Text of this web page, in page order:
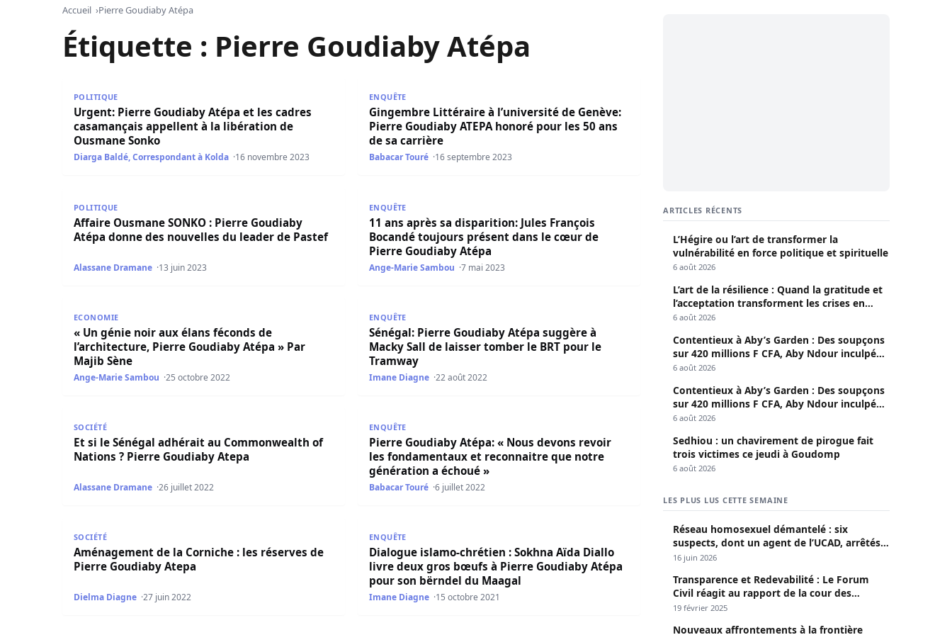
Accueil Pierre Goudiaby Atépa
Étiquette : Pierre Goudiaby Atépa
POLITIQUE
Urgent: Pierre Goudiaby Atépa et les cadres
casamançais appellent à la libération de
Ousmane Sonko
Diarga Baldé, Correspondant à Kolda 16 novembre 2023
ENQUÊTE
Gingembre Littéraire à l’université de Genève:
Pierre Goudiaby ATEPA honoré pour les 50 ans
de sa carrière
Babacar Touré 16 septembre 2023
POLITIQUE
Affaire Ousmane SONKO : Pierre Goudiaby
Atépa donne des nouvelles du leader de Pastef
Alassane Dramane 13 juin 2023
ENQUÊTE
11 ans après sa disparition: Jules François
Bocandé toujours présent dans le cœur de
Pierre Goudiaby Atépa
Ange-Marie Sambou 7 mai 2023
ECONOMIE
« Un génie noir aux élans féconds de
l’architecture, Pierre Goudiaby Atépa » Par
Majib Sène
Ange-Marie Sambou 25 octobre 2022
Sénégal: Pierre Goudiaby Atépa suggère à Macky Sall de laisser tomber le BRT pour le Tramway
ENQUÊTE
Sénégal: Pierre Goudiaby Atépa suggère à
Macky Sall de laisser tomber le BRT pour le
Tramway
Imane Diagne 22 août 2022
SOCIÉTÉ
Et si le Sénégal adhérait au Commonwealth of
Nations ? Pierre Goudiaby Atepa
Alassane Dramane 26 juillet 2022
Pierre Goudiaby Atépa: « Nous devons revoir les fondamentaux et reconnaitre que notre génération a échoué
ENQUÊTE
Pierre Goudiaby Atépa: « Nous devons revoir
les fondamentaux et reconnaitre que notre
génération a échoué »
Babacar Touré 6 juillet 2022
SOCIÉTÉ
Aménagement de la Corniche : les réserves de
Pierre Goudiaby Atepa
Dielma Diagne 27 juin 2022
Dialogue islamo-chrétien : Sokhna Aïda Diallo livre deux gros bœufs à Pierre Goudiaby Atépa pour son
ENQUÊTE
Dialogue islamo-chrétien : Sokhna Aïda Diallo
livre deux gros bœufs à Pierre Goudiaby Atépa
pour son bërndel du Maagal
Imane Diagne 15 octobre 2021
ARTICLES RÉCENTS
L’Hégire ou l’art de transformer la
vulnérabilité en force politique et spirituelle
6 août 2026
L’art de la résilience : Quand la gratitude et
l’acceptation transforment les crises en
opportunités
6 août 2026
Contentieux à Aby’s Garden : Des soupçons
sur 420 millions F CFA, Aby Ndour inculpée
pour abus de biens sociaux
6 août 2026
Contentieux à Aby’s Garden : Des soupçons
sur 420 millions F CFA, Aby Ndour inculpée
pour abus de biens sociaux
6 août 2026
Sedhiou : un chavirement de pirogue fait
trois victimes ce jeudi à Goudomp
6 août 2026
LES PLUS LUS CETTE SEMAINE
Réseau homosexuel démantelé : six
suspects, dont un agent de l’UCAD, arrêtés à
Keur Massar ; l’un avoue avoir propagé le
16 juin 2026
Transparence et Redevabilité : Le Forum
Civil réagit au rapport de la cour des
comptes
19 février 2025
Nouveaux affrontements à la frontière